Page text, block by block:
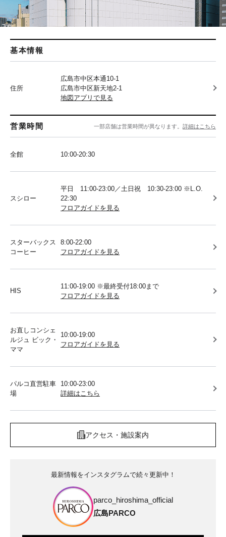
基本情報
住所
広島市中区本通10-1
広島市中区新天地2-1
地図アプリで見る
営業時間 一部店舗は営業時間が異なります。 詳細はこちら
全館 10:00-20:30
スシロー
平日 11:00-23:00／土日祝 10:30-23:00 ※L.O.
22:30
フロアガイドを見る
スターバックス
コーヒー
8:00-22:00
フロアガイドを見る
HIS
11:00-19:00 ※最終受付18:00まで
フロアガイドを見る
お直しコンシェ
ルジュ ビック・
ママ
10:00-19:00
フロアガイドを見る
パルコ直営駐車
場
10:00-23:00
詳細はこちら
アクセス・施設案内
最新情報をインスタグラムで続々更新中！
parco_hiroshima_official
広島PARCO